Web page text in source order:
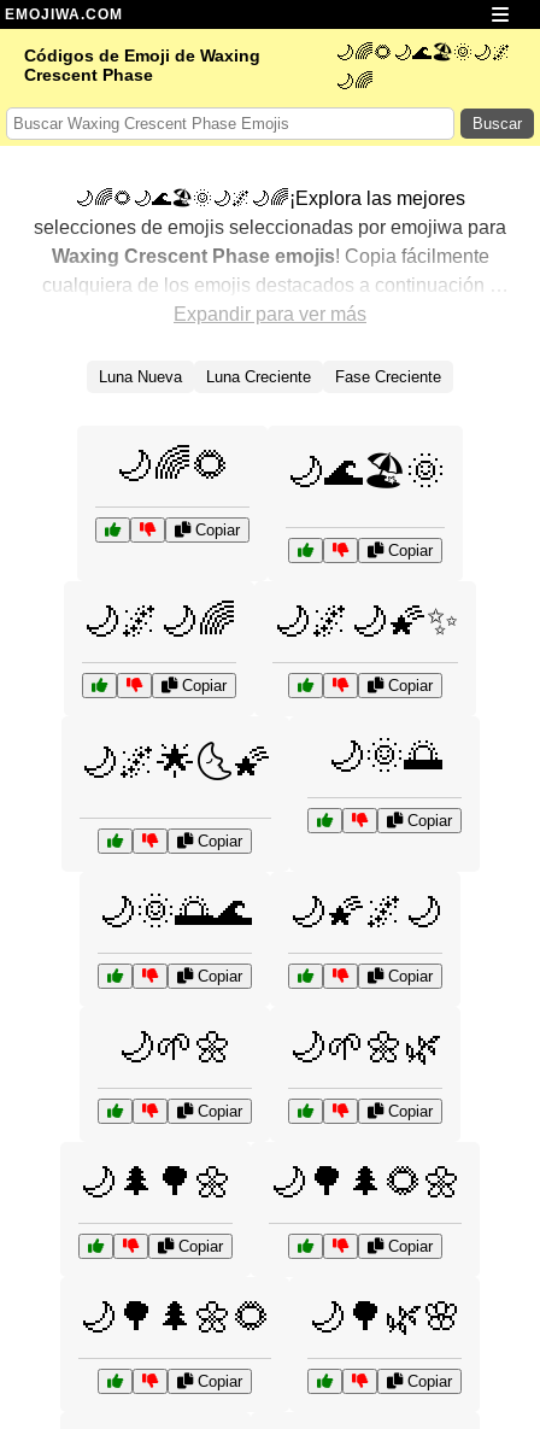
EMOJIWA.COM
Códigos de Emoji de Waxing
Crescent Phase
🌙🌈🌻🌙🌊🏖️🌞🌙🌌
🌙🌈
Buscar
🌙🌈🌻🌙🌊🏖️🌞🌙🌌🌙🌈¡Explora las mejores
selecciones de emojis seleccionadas por emojiwa para
Waxing Crescent Phase emojis! Copia fácilmente
cualquiera de los emojis destacados a continuación y
agrégalos a tus conversaciones para un toque
emojis relacionados, mostrando primero los más
Phase con emojis.
Expandir para ver más
Luna Nueva Luna Creciente Fase Creciente
🌙🌈🌻
Copiar
🌙🌊🏖️🌞
Copiar
🌙🌌🌙🌈
Copiar
🌙🌌🌙🌠✨
Copiar
🌙🌌🌟🌜🌠
Copiar
🌙🌞🌅
Copiar
🌙🌞🌅🌊
Copiar
🌙🌠🌌🌙
Copiar
🌙🌱🌼
Copiar
🌙🌱🌼🌿
Copiar
🌙🌲🌳🌼
Copiar
🌙🌳🌲🌻🌼
Copiar
🌙🌳🌲🌼🌻
Copiar
🌙🌳🌿🌸
Copiar